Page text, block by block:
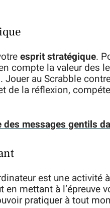
esprit stratégique.
compte la valeur des
au Scrabble
de la réflexion,
des messages gentils
est une
mettant à l’épreuve
pratiquer à tout